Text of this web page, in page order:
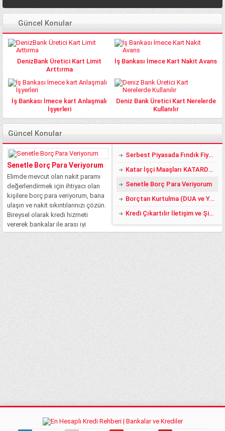
Güncel Konular
DenizBank Üretici Kart Limit
Arttırma
İş Bankası İmece Kart Nakit Avans
İş Bankası İmece kart Anlaşmalı
İşyerleri
Deniz Bank Üretici Kart Nerelerde
Kullanılır
Güncel Konular
Senetle Borç Para Veriyorum
Elimde mevcut olan nakit paramı
değerlendirmek için ihtiyacı olan
kişilere borç para veriyorum, bana
ulaşın ve nakit sıkıntılarınızı çözün.
Bireysel olarak kredi hizmeti
vererek bankalar ile arası iyi
olmayan ve eşten dosttan da para
bulmakta zorlanan kişilerin nakit
sıkıntılarını çözüyorum....
Serbest Piyasada Fındık Fiyatları 2018 DE YÜZLER GÜLER:)
Katar İşçi Maaşları KATARDAN KREDİ ALMAK
Senetle Borç Para Veriyorum
Borçtan Kurtulma (DUA ve YÖNTEMLER)
Kredi Çıkartılır İletişim ve Şikayet